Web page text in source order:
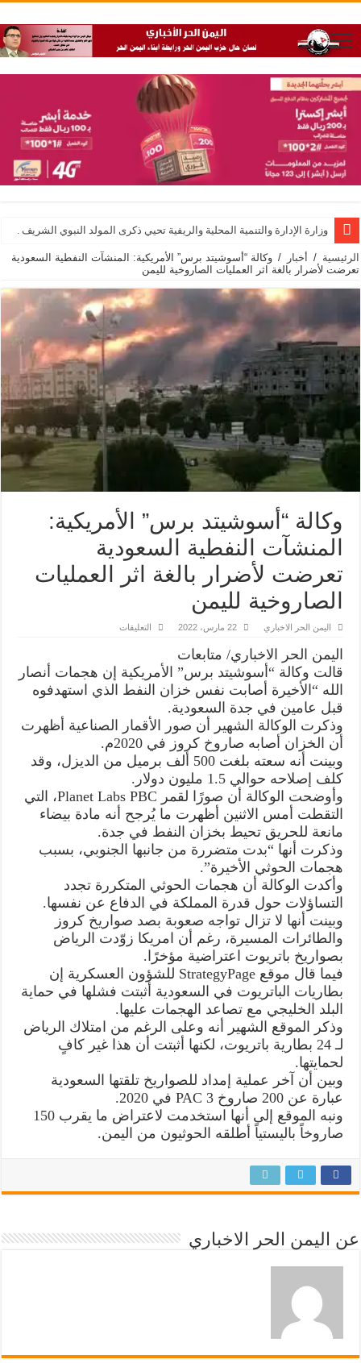
وزارة الإدارة والتنمية المحلية والريفية تحيي ذكرى المولد النبوي الشريف .
الرئيسية / أخبار / وكالة “أسوشيتد برس” الأمريكية: المنشآت النفطية السعودية
تعرضت لأضرار بالغة اثر العمليات الصاروخية لليمن
وكالة “أسوشيتد برس” الأمريكية:
المنشآت النفطية السعودية
تعرضت لأضرار بالغة اثر العمليات
الصاروخية لليمن
اليمن الحر الاخباري 22 مارس، 2022 التعليقات
الأمريكية:
المنشآت
النفطية
السعودية
لأضرار
بالغة
اثر
العمليات
الصاروخية
لليمن
اليمن الحر الاخباري/ متابعات
قالت وكالة “أسوشيتد برس” الأمريكية إن هجمات أنصار
الله “الأخيرة أصابت نفس خزان النفط الذي استهدفوه
قبل عامين في جدة السعودية.
وذكرت الوكالة الشهير أن صور الأقمار الصناعية أظهرت
أن الخزان أصابه صاروخ كروز في 2020م.
وبينت أنه سعته بلغت 500 ألف برميل من الديزل، وقد
كلف إصلاحه حوالي 1.5 مليون دولار.
وأوضحت الوكالة أن صورًا لقمر Planet Labs PBC، التي
التقطت أمس الاثنين أظهرت ما يُرجح أنه مادة بيضاء
مانعة للحريق تحيط بخزان النفط في جدة.
وذكرت أنها “بدت متضررة من جانبها الجنوبي، بسبب
هجمات الحوثي الأخيرة”.
وأكدت الوكالة أن هجمات الحوثي المتكررة تجدد
التساؤلات حول قدرة المملكة في الدفاع عن نفسها.
وبينت أنها لا تزال تواجه صعوبة بصد صواريخ كروز
والطائرات المسيرة، رغم أن امريكا زوّدت الرياض
بصواريخ باتريوت اعتراضية مؤخرًا.
فيما قال موقع StrategyPage للشؤون العسكرية إن
بطاريات الباتريوت في السعودية أثبتت فشلها في حماية
البلد الخليجي مع تصاعد الهجمات عليها.
وذكر الموقع الشهير أنه وعلى الرغم من امتلاك الرياض
لـ 24 بطارية باتريوت، لكنها أثبتت أن هذا غير كافٍ
لحمايتها.
وبين أن آخر عملية إمداد للصواريخ تلقتها السعودية
عبارة عن 200 صاروخ PAC 3 في 2020.
ونبه الموقع إلى أنها استخدمت لاعتراض ما يقرب 150
صاروخاً باليستياً أطلقه الحوثيون من اليمن.
عن اليمن الحر الاخباري